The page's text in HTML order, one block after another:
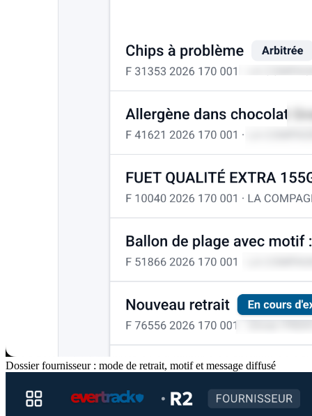
Dossier fournisseur : mode de retrait, motif et message diffusé